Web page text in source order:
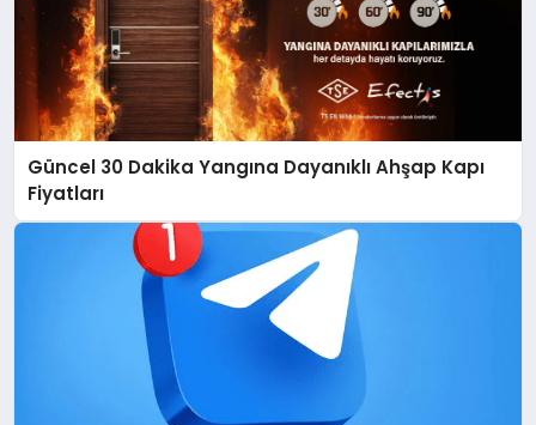
Güncel 30 Dakika Yangına Dayanıklı Ahşap Kapı
Fiyatları